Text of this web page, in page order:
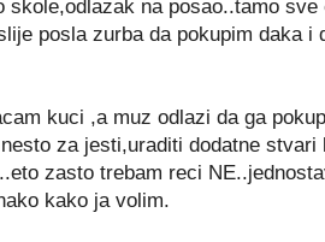
skole,odlazak na posao..tamo
posla zurba da pokupim daka i
kuci ,a muz odlazi da ga
za jesti,uraditi dodatne
zasto trebam reci
kako ja volim.